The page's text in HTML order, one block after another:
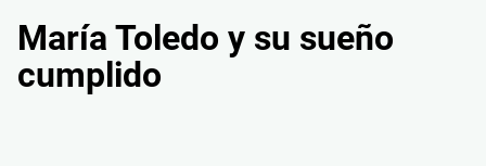
María Toledo y su sueño
cumplido